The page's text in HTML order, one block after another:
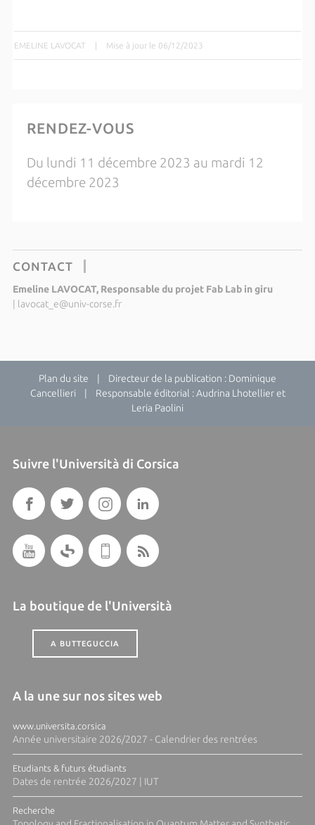
EMELINE LAVOCAT | Mise à jour le 06/12/2023
RENDEZ-VOUS
Du lundi 11 décembre 2023 au mardi 12
décembre 2023
CONTACT
Emeline LAVOCAT, Responsable du projet Fab Lab in giru
lavocat_e@univ-corse.fr
Plan du site | Directeur de la publication : Dominique
Cancellieri | Responsable éditorial : Audrina Lhotellier et
Leria Paolini
Suivre l'Università di Corsica
La boutique de l'Università
A BUTTEGUCCIA
A la une sur nos sites web
www.universita.corsica
Année universitaire 2026/2027 - Calendrier des rentrées
Etudiants & futurs étudiants
Dates de rentrée 2026/2027 | IUT
Recherche